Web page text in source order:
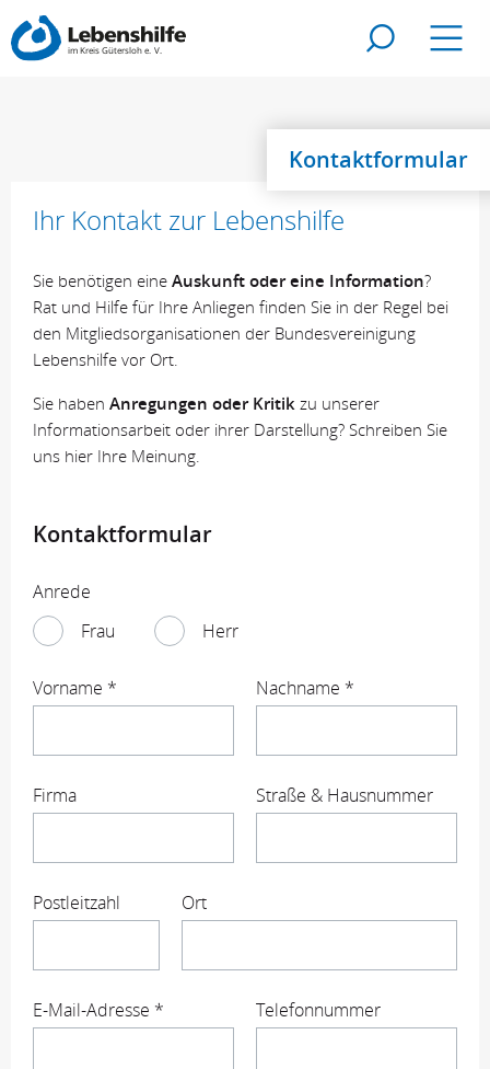
Zur Suche
Kontaktformular
Ihr Kontakt zur Lebenshilfe
Sie benötigen eine Auskunft oder eine Information?
Rat und Hilfe für Ihre Anliegen finden Sie in der Regel bei
den Mitgliedsorganisationen der Bundesvereinigung
Lebenshilfe vor Ort.
Sie haben Anregungen oder Kritik zu unserer
Informationsarbeit oder ihrer Darstellung? Schreiben Sie
uns hier Ihre Meinung.
Kontaktformular
Anrede
Frau
Herr
Vorname * Nachname *
Firma Straße & Hausnummer
Postleitzahl Ort
E-Mail-Adresse * Telefonnummer